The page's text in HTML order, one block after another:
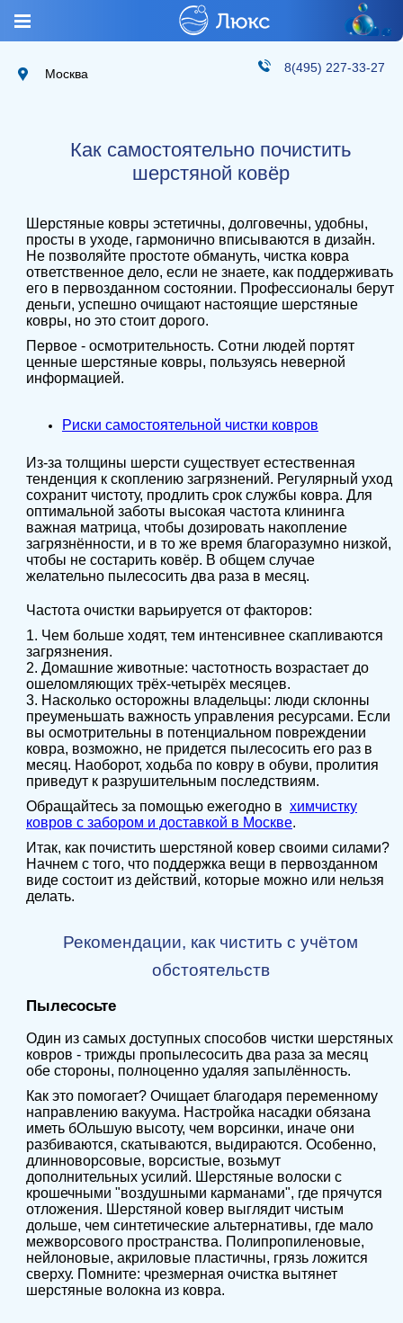
Москва 8(495) 227-33-27
Как самостоятельно почистить
шерстяной ковёр
Шерстяные ковры эстетичны, долговечны, удобны,
просты в уходе, гармонично вписываются в дизайн.
Не позволяйте простоте обмануть, чистка ковра
ответственное дело, если не знаете, как поддерживать
его в первозданном состоянии. Профессионалы берут
деньги, успешно очищают настоящие шерстяные
ковры, но это стоит дорого.
Первое - осмотрительность. Сотни людей портят
ценные шерстяные ковры, пользуясь неверной
информацией.
Риски самостоятельной чистки ковров
Из-за толщины шерсти существует естественная
тенденция к скоплению загрязнений. Регулярный уход
сохранит чистоту, продлить срок службы ковра. Для
оптимальной заботы высокая частота клининга
важная матрица, чтобы дозировать накопление
загрязнённости, и в то же время благоразумно низкой,
чтобы не состарить ковёр. В общем случае
желательно пылесосить два раза в месяц.
Частота очистки варьируется от факторов:
1. Чем больше ходят, тем интенсивнее скапливаются
загрязнения.
2. Домашние животные: частотность возрастает до
ошеломляющих трёх-четырёх месяцев.
3. Насколько осторожны владельцы: люди склонны
преуменьшать важность управления ресурсами. Если
вы осмотрительны в потенциальном повреждении
ковра, возможно, не придется пылесосить его раз в
месяц. Наоборот, ходьба по ковру в обуви, пролития
приведут к разрушительным последствиям.
Обращайтесь за помощью ежегодно в химчистку
ковров с забором и доставкой в Москве.
Итак, как почистить шерстяной ковер своими силами?
Начнем с того, что поддержка вещи в первозданном
виде состоит из действий, которые можно или нельзя
делать.
Рекомендации, как чистить с учётом
обстоятельств
Пылесосьте
Один из самых доступных способов чистки шерстяных
ковров - трижды пропылесосить два раза за месяц
обе стороны, полноценно удаляя запылённость.
Как это помогает? Очищает благодаря переменному
направлению вакуума. Настройка насадки обязана
иметь бОльшую высоту, чем ворсинки, иначе они
разбиваются, скатываются, выдираются. Особенно,
длинноворсовые, ворсистые, возьмут
дополнительных усилий. Шерстяные волоски с
крошечными "воздушными карманами", где прячутся
отложения. Шерстяной ковер выглядит чистым
дольше, чем синтетические альтернативы, где мало
межворсового пространства. Полипропиленовые,
нейлоновые, акриловые пластичны, грязь ложится
сверху. Помните: чрезмерная очистка вытянет
шерстяные волокна из ковра.